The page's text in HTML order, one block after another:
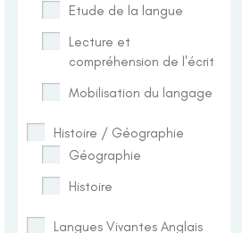
Etude de la langue
Lecture et
compréhension de l'écrit
Mobilisation du langage
Histoire / Géographie
Géographie
Histoire
Langues Vivantes Anglais